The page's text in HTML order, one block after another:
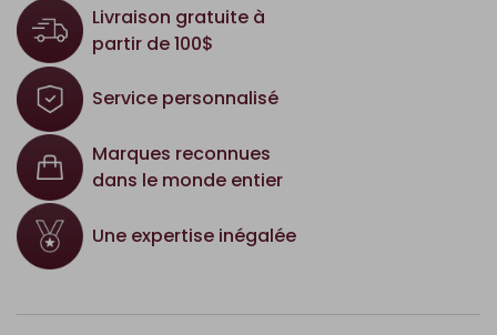
Livraison gratuite à
partir de 100$
Service personnalisé
Marques reconnues
dans le monde entier
Une expertise inégalée